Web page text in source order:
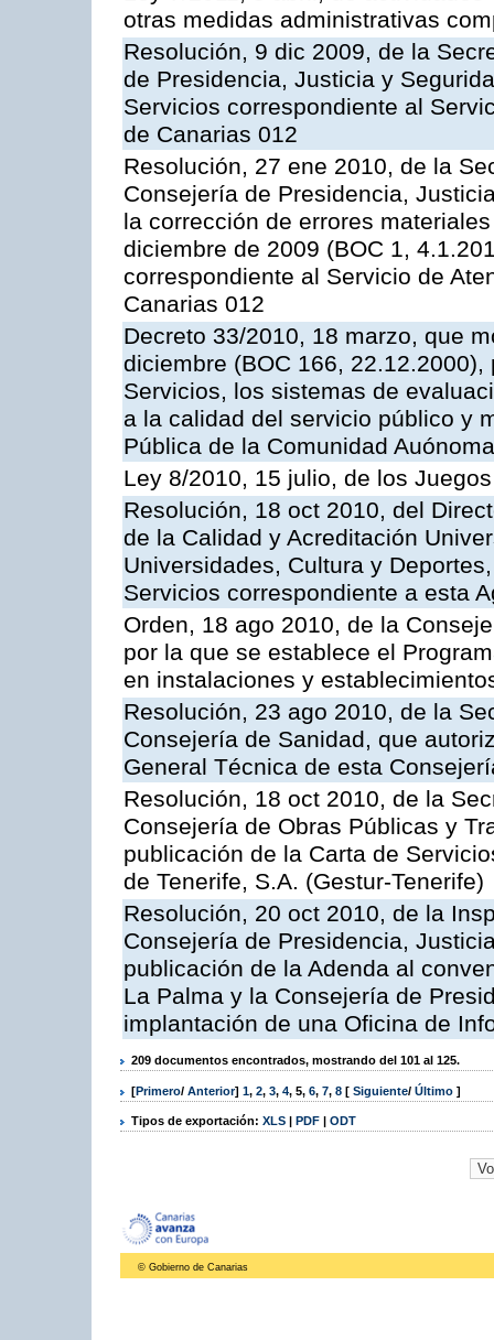
otras medidas administrativas
Resolución, 9 dic 2009, de la
de Presidencia, Justicia y
Servicios correspondiente al
de Canarias 012
Resolución, 27 ene 2010, de la
Consejería de Presidencia,
la corrección de errores
diciembre de 2009 (BOC 1,
correspondiente al Servicio de
Canarias 012
Decreto 33/2010, 18 marzo, que
diciembre (BOC 166,
Servicios, los sistemas de
a la calidad del servicio público y
Pública de la Comunidad
Ley 8/2010, 15 julio, de los
Resolución, 18 oct 2010, del
de la Calidad y Acreditación
Universidades, Cultura y
Servicios correspondiente a esta
Orden, 18 ago 2010, de la
por la que se establece el
en instalaciones y
Resolución, 23 ago 2010, de la
Consejería de Sanidad, que
General Técnica de esta
Resolución, 18 oct 2010, de la
Consejería de Obras Públicas y
publicación de la Carta de
de Tenerife, S.A. (Gestur-Tenerife)
Resolución, 20 oct 2010, de la
Consejería de Presidencia,
publicación de la Adenda al
La Palma y la Consejería de
implantación de una Oficina de
209 documentos encontrados, mostrando del 101 al 125.
[Primero/ Anterior] 1, 2, 3, 4, 5, 6, 7, 8 [ Siguiente/ Último ]
Tipos de exportación: XLS | PDF | ODT
© Gobierno de Canarias